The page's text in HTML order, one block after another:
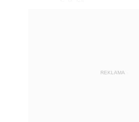
REKLAMA